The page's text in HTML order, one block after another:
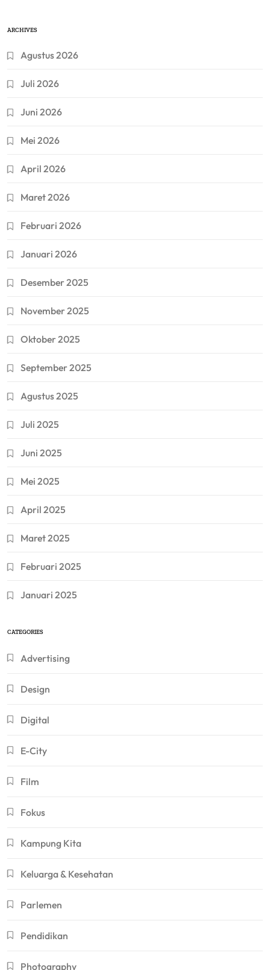
ARCHIVES
Agustus 2026
Juli 2026
Juni 2026
Mei 2026
April 2026
Maret 2026
Februari 2026
Januari 2026
Desember 2025
November 2025
Oktober 2025
September 2025
Agustus 2025
Juli 2025
Juni 2025
Mei 2025
April 2025
Maret 2025
Februari 2025
Januari 2025
CATEGORIES
Advertising
Design
Digital
E-City
Film
Fokus
Kampung Kita
Keluarga & Kesehatan
Parlemen
Pendidikan
Photography